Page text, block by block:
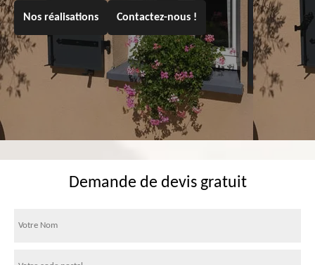
Nos réalisations Contactez-nous !
Demande de devis gratuit